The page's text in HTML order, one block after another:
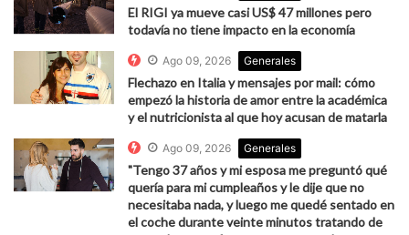
El RIGI ya mueve casi US$ 47 millones pero
todavía no tiene impacto en la economía
Ago 09, 2026 Generales
Flechazo en Italia y mensajes por mail: cómo
empezó la historia de amor entre la académica
y el nutricionista al que hoy acusan de matarla
Ago 09, 2026 Generales
"Tengo 37 años y mi esposa me preguntó qué
quería para mi cumpleaños y le dije que no
necesitaba nada, y luego me quedé sentado en
el coche durante veinte minutos tratando de